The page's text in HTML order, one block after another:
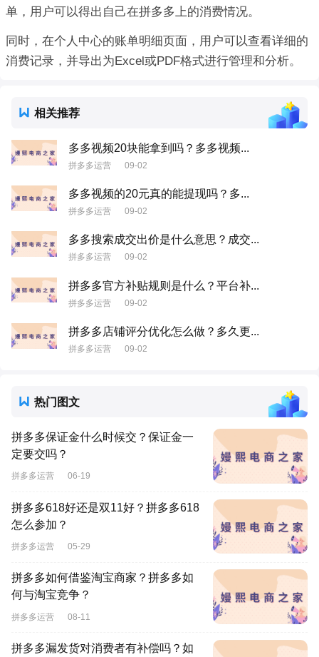
单，用户可以得出自己在拼多多上的消费情况。
同时，在个人中心的账单明细页面，用户可以查看详细的
消费记录，并导出为Excel或PDF格式进行管理和分析。
相关推荐
多多视频20块能拿到吗？多多视频...
拼多多运营 09-02
多多视频的20元真的能提现吗？多...
拼多多运营 09-02
多多搜索成交出价是什么意思？成交...
拼多多运营 09-02
拼多多官方补贴规则是什么？平台补...
拼多多运营 09-02
拼多多店铺评分优化怎么做？多久更...
拼多多运营 09-02
热门图文
拼多多保证金什么时候交？保证金一
定要交吗？
拼多多运营 06-19
拼多多618好还是双11好？拼多多618
怎么参加？
拼多多运营 05-29
拼多多如何借鉴淘宝商家？拼多多如
何与淘宝竞争？
拼多多运营 08-11
拼多多漏发货对消费者有补偿吗？如